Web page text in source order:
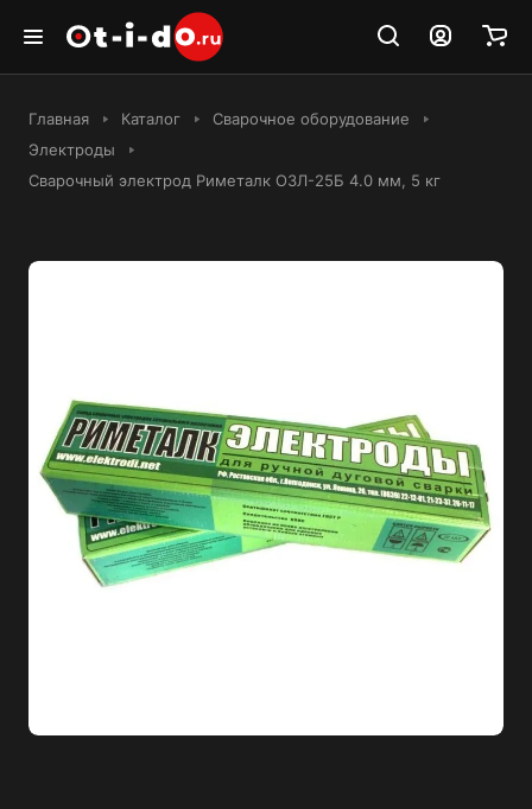
Главная Каталог
Сварочное оборудование
Электроды
Сварочный электрод Риметалк ОЗЛ-25Б 4.0 мм, 5 кг